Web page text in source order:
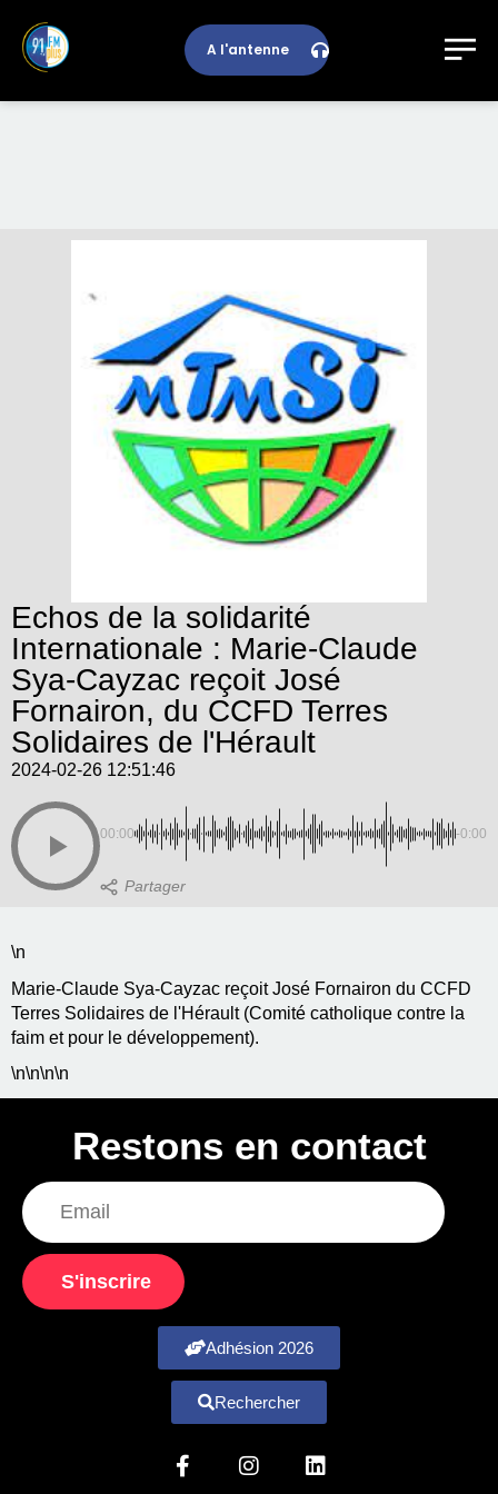
A l'antenne
Echos de la solidarité
Internationale : Marie-Claude
Sya-Cayzac reçoit José
Fornairon, du CCFD Terres
Solidaires de l'Hérault
2024-02-26 12:51:46
00:00 -0:00
\n
Marie-Claude Sya-Cayzac reçoit José Fornairon du CCFD
Terres Solidaires de l'Hérault (Comité catholique contre la
faim et pour le développement).
\n\n\n\n
Restons en contact
S'inscrire
Adhésion 2026
Rechercher